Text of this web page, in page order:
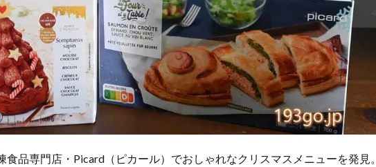
食品専門店・Picard（ピカール）でおしゃれなクリスマスメニューを発見。